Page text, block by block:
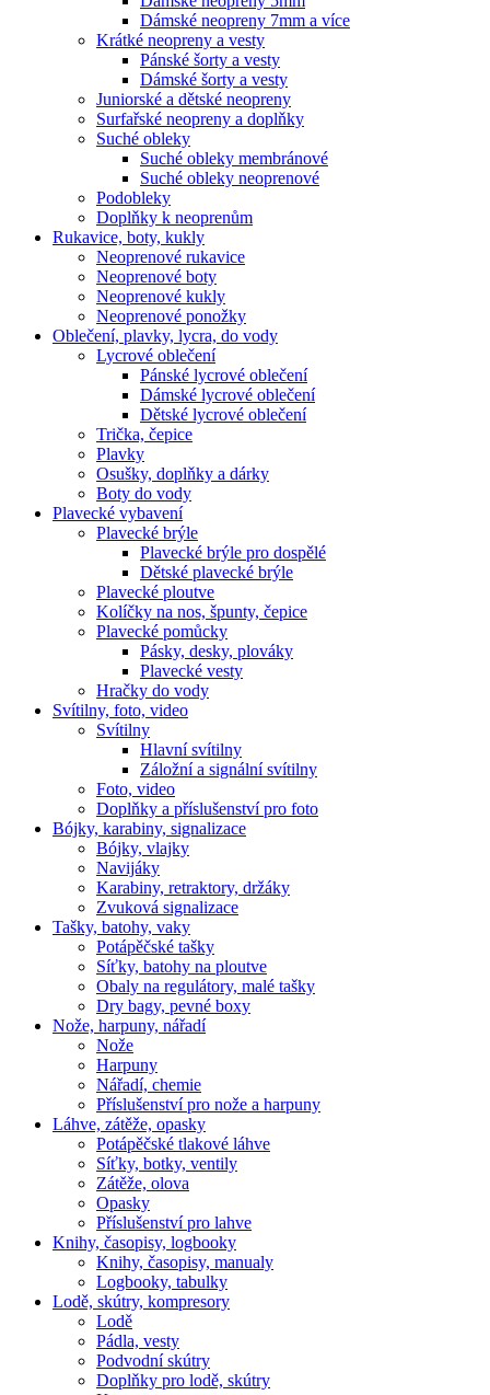
Dámské neopreny 7mm a více
Krátké neopreny a vesty
Pánské šorty a vesty
Dámské šorty a vesty
Juniorské a dětské neopreny
Surfařské neopreny a doplňky
Suché obleky
Suché obleky membránové
Suché obleky neoprenové
Podobleky
Doplňky k neoprenům
Rukavice, boty, kukly
Neoprenové rukavice
Neoprenové boty
Neoprenové kukly
Neoprenové ponožky
Oblečení, plavky, lycra, do vody
Lycrové oblečení
Pánské lycrové oblečení
Dámské lycrové oblečení
Dětské lycrové oblečení
Trička, čepice
Plavky
Osušky, doplňky a dárky
Boty do vody
Plavecké vybavení
Plavecké brýle
Plavecké brýle pro dospělé
Dětské plavecké brýle
Plavecké ploutve
Kolíčky na nos, špunty, čepice
Plavecké pomůcky
Pásky, desky, plováky
Plavecké vesty
Hračky do vody
Svítilny, foto, video
Svítilny
Hlavní svítilny
Záložní a signální svítilny
Foto, video
Doplňky a příslušenství pro foto
Bójky, karabiny, signalizace
Bójky, vlajky
Navijáky
Karabiny, retraktory, držáky
Zvuková signalizace
Tašky, batohy, vaky
Potápěčské tašky
Síťky, batohy na ploutve
Obaly na regulátory, malé tašky
Dry bagy, pevné boxy
Nože, harpuny, nářadí
Nože
Harpuny
Nářadí, chemie
Příslušenství pro nože a harpuny
Láhve, zátěže, opasky
Potápěčské tlakové láhve
Síťky, botky, ventily
Zátěže, olova
Opasky
Příslušenství pro lahve
Knihy, časopisy, logbooky
Knihy, časopisy, manualy
Logbooky, tabulky
Lodě, skútry, kompresory
Lodě
Pádla, vesty
Podvodní skútry
Doplňky pro lodě, skútry